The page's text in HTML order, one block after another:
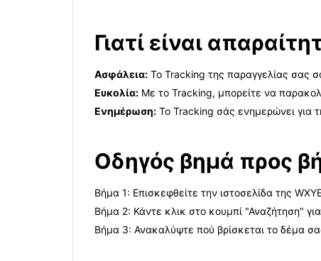
Γιατί είναι
Ασφάλεια: Το Tracking της παραγγελίας σας
Ευκολία: Με το Tracking, μπορείτε να
Ενημέρωση: Το Tracking σάς ενημερώνει για
Οδηγός βημά προς
Βήμα 1: Επισκεφθείτε την ιστοσελίδα της
Βήμα 2: Κάντε κλικ στο κουμπί "Αναζήτηση"
Βήμα 3: Ανακαλύψτε πού βρίσκεται το δέμα